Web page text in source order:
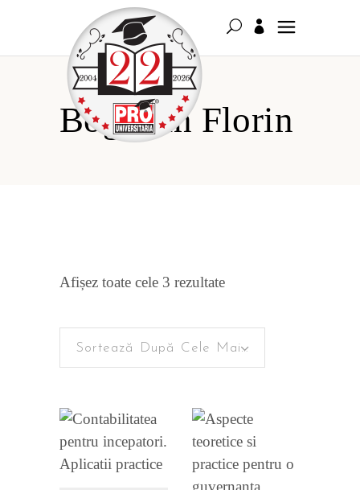
Boghean Florin
Afișez toate cele 3 rezultateSortat
recente
Sortează După Cele Mai Recente
VEZI
DETALII